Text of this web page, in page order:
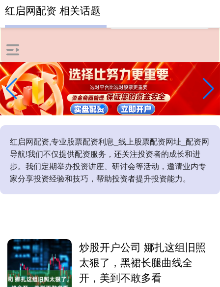
红启网配资,专业股票配资利息_线上股票配资网址_配资网
导航!我们不仅提供配资服务，还关注投资者的成长和进
步。我们定期举办投资讲座、研讨会等活动，邀请业内专
家分享投资经验和技巧，帮助投资者提升投资能力。
红启网配资 相关话题
炒股开户公司 娜扎这组旧照
太狠了，黑裙长腿曲线全
开，美到不敢多看